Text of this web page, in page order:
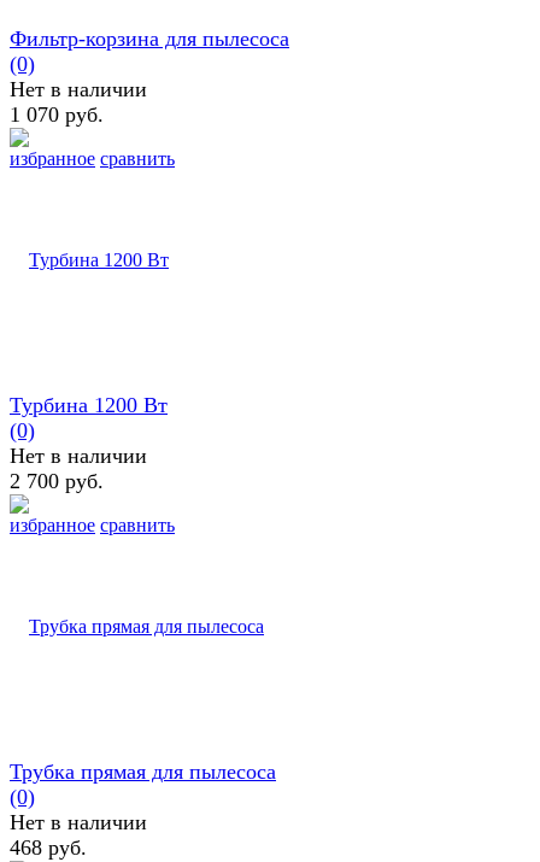
избранное сравнить
Фильтр-корзина для пылесоса
(0)
Нет в наличии
1 070 руб.
избранное сравнить
Турбина 1200 Вт
(0)
Нет в наличии
2 700 руб.
Трубка прямая для пылесоса
(0)
Нет в наличии
468 руб.